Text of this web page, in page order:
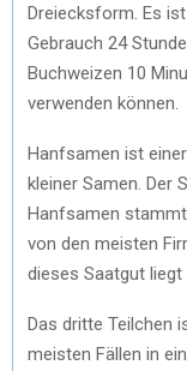
Dreiecksform. Es
Gebrauch 24
Buchweizen 10
verwenden können.
Hanfsamen ist
kleiner Samen. Der
Hanfsamen
von den meisten
dieses Saatgut liegt
Das dritte Teilchen
meisten Fällen in